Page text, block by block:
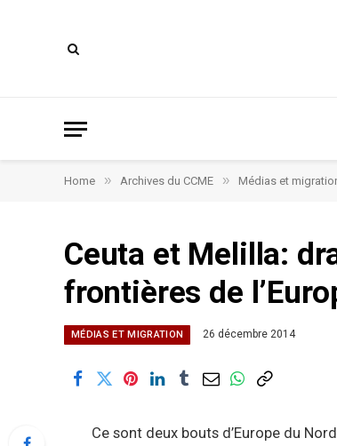
Home » Archives du CCME » Médias et
Ceuta et Melilla:
frontières de
MÉDIAS ET MIGRATION 26 décembre 2014
Ce sont deux bouts d’Europe du